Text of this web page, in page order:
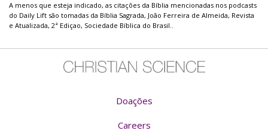
A menos que esteja indicado, as citações da Bíblia mencionadas nos podcasts
do Daily Lift são tomadas da Bíblia Sagrada, João Ferreira de Almeida, Revista
e Atualizada, 2ª Ediçao, Sociedade Bíblica do Brasil..
Doações
Careers